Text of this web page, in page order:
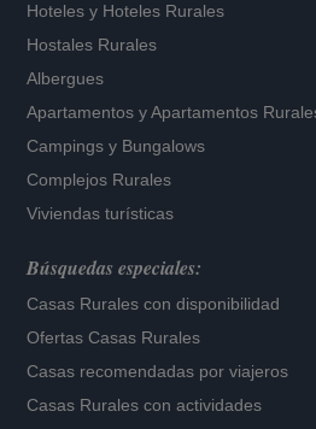
Hoteles y Hoteles Rurales
Hostales Rurales
Albergues
Apartamentos yApartamentos
Campings y Bungalows
Complejos Rurales
Viviendas turísticas
Búsquedas especiales:
Casas Rurales con disponibilidad
Ofertas Casas Rurales
Casas recomendadas por viajeros
Casas Rurales con actividades